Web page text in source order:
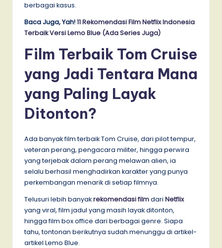
berbagai kasus.
Baca Juga, Yah!11 Rekomendasi Film Netflix Indonesia
Terbaik Versi Lemo Blue (Ada Series Juga)
Film Terbaik Tom Cruise
yang Jadi Tentara Mana
yang Paling Layak
Ditonton?
Ada banyak film terbaik Tom Cruise, dari pilot tempur,
veteran perang, pengacara militer, hingga perwira
yang terjebak dalam perang melawan alien, ia
selalu berhasil menghadirkan karakter yang punya
perkembangan menarik di setiap filmnya.
Telusuri lebih banyakrekomendasi filmdari Netflix
yang viral, film jadul yang masih layak ditonton,
hingga film box office dari berbagai genre. Siapa
tahu, tontonan berikutnya sudah menunggu di artikel-
artikel Lemo Blue.